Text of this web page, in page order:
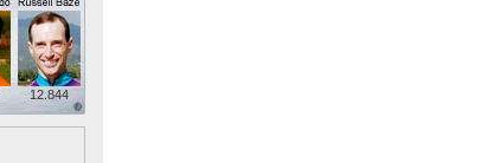
12.844